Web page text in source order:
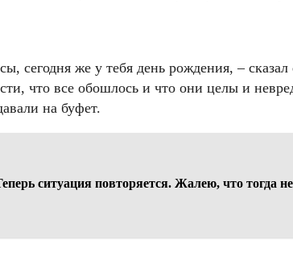
сегодня же у тебя день рождения, –
что все обошлось и что они целы и
на буфет.
ситуация повторяется. Жалею, что тогда